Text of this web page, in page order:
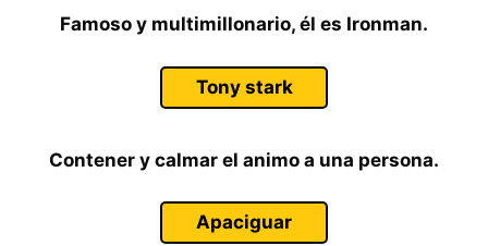
Famoso y multimillonario, él es Ironman.
Tony stark
Contener y calmar el animo a una persona.
Apaciguar